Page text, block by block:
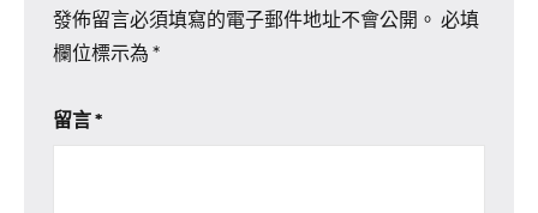
發佈留言必須填寫的電子郵件地址不會公開。 必填
欄位標示為 *
留言*